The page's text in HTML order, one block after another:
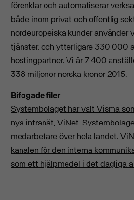
förenklar och automatiserar
både inom privat och offentlig
nordeuropeiska kunder använder
tjänster, och ytterligare 330 000
hostingpartner. Vi är 7 400
338 miljoner norska kronor 2015.
Bifogade filer
Systembolaget har valt Visma
nya intranät, ViNet.
medarbetare över hela landet.
kanalen för den interna
som ett hjälpmedel i det dagliga